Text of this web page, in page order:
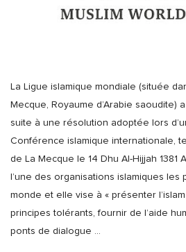
La Ligue islamique mondiale (située
Mecque, Royaume d’Arabie saoudite)
suite à une résolution adoptée lors
Conférence islamique internationale,
de La Mecque le 14 Dhu Al-Hijjah 1381
l’une des organisations islamiques les
monde et elle vise à « présenter
principes tolérants, fournir de l’aide
ponts de dialogue …